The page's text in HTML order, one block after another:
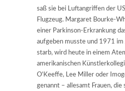
saß sie bei Luftangriffen der
Flugzeug. Margaret Bourke-
einer Parkinson-Erkrankung
aufgeben musste und 1971
starb, wird heute in einem
amerikanischen
O’Keeffe, Lee Miller oder
genannt – allesamt Frauen,